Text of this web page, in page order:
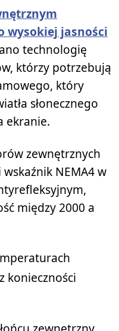
wysokiej jasności
technologię
którzy potrzebują
który
słonecznego
ekranie.
zewnętrznych
NEMA4 w
między 2000 a
konieczności